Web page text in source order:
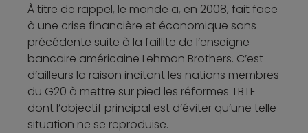
À titre de rappel, le monde a, en 2008, fait face
à une crise financière et économique sans
précédente suite à la faillite de l’enseigne
bancaire américaine Lehman Brothers. C’est
d’ailleurs la raison incitant les nations membres
du G20 à mettre sur pied les réformes TBTF
dont l’objectif principal est d’éviter qu’une telle
situation ne se reproduise.